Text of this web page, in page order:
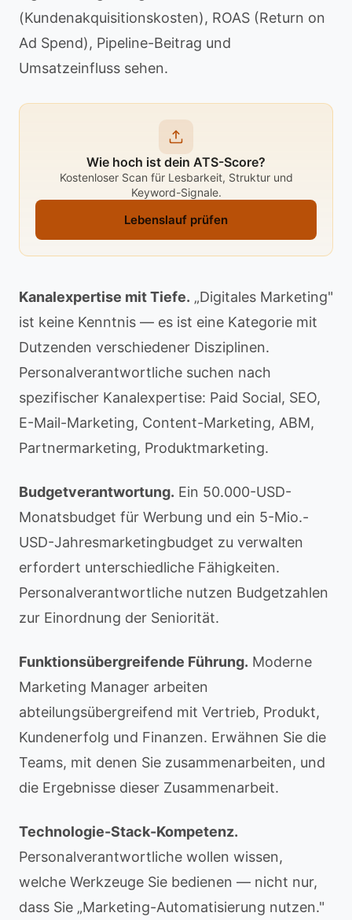
(Kundenakquisitionskosten), ROAS (Return on
Ad Spend), Pipeline-Beitrag und
Umsatzeinfluss sehen.
Wie hoch ist dein ATS-Score?
Kostenloser Scan für Lesbarkeit, Struktur und
Keyword-Signale.
Lebenslauf prüfen
Kanalexpertise mit Tiefe. „Digitales Marketing"
ist keine Kenntnis — es ist eine Kategorie mit
Dutzenden verschiedener Disziplinen.
Personalverantwortliche suchen nach
spezifischer Kanalexpertise: Paid Social, SEO,
E-Mail-Marketing, Content-Marketing, ABM,
Partnermarketing, Produktmarketing.
Budgetverantwortung. Ein 50.000-USD-
Monatsbudget für Werbung und ein 5-Mio.-
USD-Jahresmarketingbudget zu verwalten
erfordert unterschiedliche Fähigkeiten.
Personalverantwortliche nutzen Budgetzahlen
zur Einordnung der Seniorität.
Funktionsübergreifende Führung. Moderne
Marketing Manager arbeiten
abteilungsübergreifend mit Vertrieb, Produkt,
Kundenerfolg und Finanzen. Erwähnen Sie die
Teams, mit denen Sie zusammenarbeiten, und
die Ergebnisse dieser Zusammenarbeit.
Technologie-Stack-Kompetenz.
Personalverantwortliche wollen wissen,
welche Werkzeuge Sie bedienen — nicht nur,
dass Sie „Marketing-Automatisierung nutzen."